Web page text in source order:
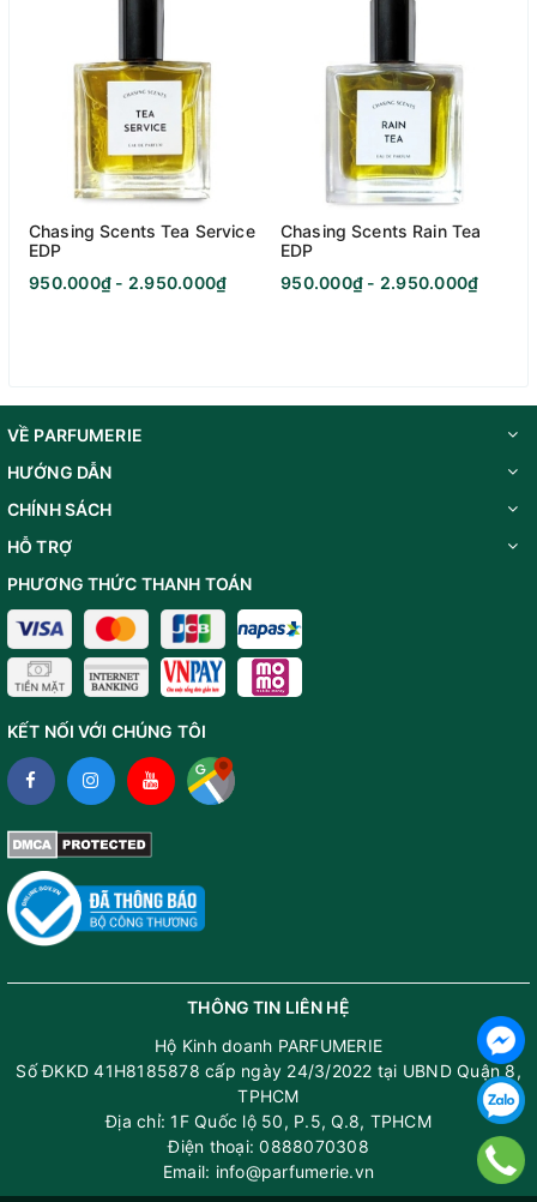
Chasing Scents Tea Service
EDP
950.000₫ - 2.950.000₫
Chasing Scents Rain Tea
EDP
950.000₫ - 2.950.000₫
VỀ PARFUMERIE
HƯỚNG DẪN
CHÍNH SÁCH
HỖ TRỢ
PHƯƠNG THỨC THANH TOÁN
KẾT NỐI VỚI CHÚNG TÔI
THÔNG TIN LIÊN HỆ
Hộ Kinh doanh PARFUMERIE
Số ĐKKD 41H8185878 cấp ngày 24/3/2022 tại UBND Quận 8,
TPHCM
Địa chỉ: 1F Quốc lộ 50, P.5, Q.8, TPHCM
Điện thoại: 0888070308
Email: info@parfumerie.vn